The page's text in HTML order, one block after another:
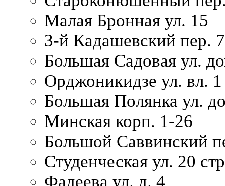
Малая Бронная ул. 15
3-й Кадашевский пер.
Большая Садовая ул.
Орджоникидзе ул. вл. 1
Большая Полянка ул.
Минская корп. 1-26
Большой Саввинский
Студенческая ул. 20
Фадеева ул. д. 4